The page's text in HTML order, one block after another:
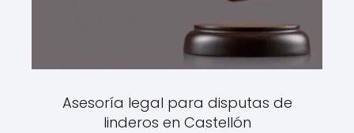
Asesoría legal para disputas de
linderos en Castellón